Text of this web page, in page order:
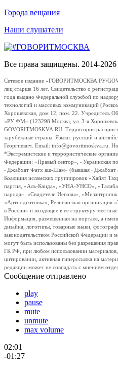
Города вещания
Наши слушатели
Все права защищены. 2014-
Сетевое издание «ГОВОРИТМОСКВА.РУ/
лиц старше 16 лет. Свидетельство о
года выдано Федеральной службой по
технологий и массовых коммуникаций
Хорошевская, дом 12, пом. 22. Учредитель
«РУ ФМ» (123298 Москва, ул. 3-я
GOVORITMOSKVA.RU. Территория
зарубежные страны. Языки: русский и
Георгиевич. Email: info@govoritmoskva.ru.
*Экстремистские и террористические
Федерации: «Правый сектор», «Украинская
«Джабхат Фатх аш-Шам» (бывшая «Джабхат
Коалиция исламских группировок «Хайят
партия, «Аль-Каида», «УНА-УНСО»,
народа», «Свидетели Иеговы»,
«Артподготовка», Религиозная организация
в России» и входящие в ее структуру
Информация, размещенная на портале, а
дизайна, логотипы, товарные знаки,
законодательством Российской Федерации
могут быть использованы без разрешения
ГК РФ, при любом использовании
цитировании, активная гиперссылка на
редакции может не совпадать с мнением
Сообщение отправлено
play
pause
mute
unmute
max volume
02:01
-01:27